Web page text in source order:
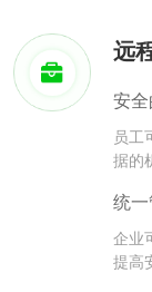
远
安
员工
据的
统
企业
提高